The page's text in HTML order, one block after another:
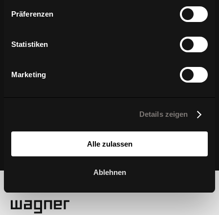
Präferenzen
Statistiken
Marketing
Details zeigen
Alle zulassen
Ablehnen